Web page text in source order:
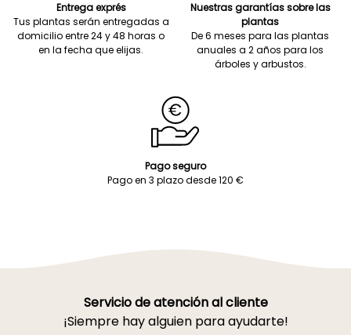
Entrega exprés
Tus plantas serán entregadas a
domicilio entre 24 y 48 horas o
en la fecha que elijas.
Nuestras garantías sobre las
plantas
De 6 meses para las plantas
anuales a 2 años para los
árboles y arbustos.
Pago seguro
Pago en 3 plazo desde 120 €
Servicio de atención al cliente
¡Siempre hay alguien para ayudarte!